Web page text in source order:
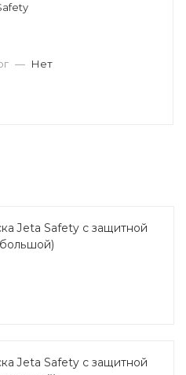
— Нет
Jeta Safety с защитной
Jeta Safety с защитной